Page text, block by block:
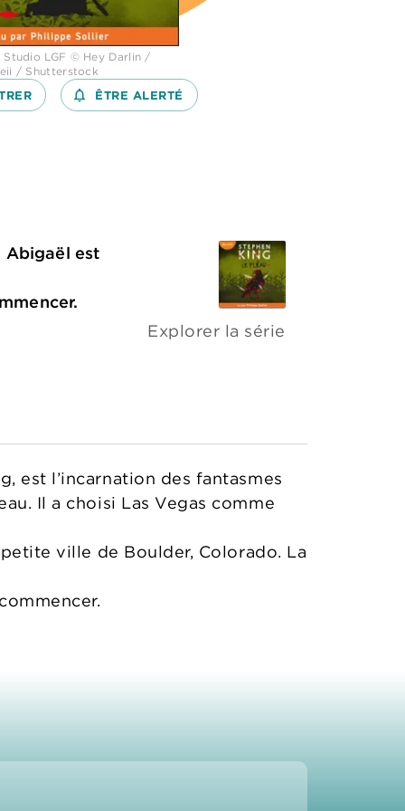
LGF © Hey Darlin /
/ Shutterstock
notifications_none_outlined
ÊTRE ALERTÉ
Abigaël est
Explorer la série
est l’incarnation des fantasmes
Il a choisi Las Vegas comme
ville de Boulder, Colorado. La